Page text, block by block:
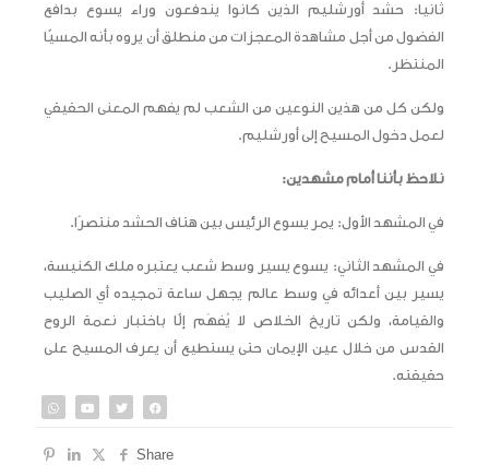
ثانيا: حشد أورشليم الذين كانوا يندفعون وراء يسوع بدافع
الفضول من أجل مشاهدة المعجزات من منطلق أن يروه بأنه المسيّا
المنتظر.
ولكن كل من هذين النوعين من الشعب لم يفهم المعنى الحقيقي
لعمل دخول المسيح إلى أورشليم.
نلاحظ بأننا أمام مشهدين:
في المشهد الأول: يمر يسوع الرئيس بين هتاف الحشد منتصرًا.
في المشهد الثاني: يسوع يسير وسط شعب يعتبره ملك الكنيسة،
يسير بين أعدائه في وسط عالم يجهل ساعة تمجيده أي الصليب
والقيامة، ولكن تاريخ الخلاص لا يُفهَم إلّا باختبار نعمة الروح
القدس من خلال عين الإيمان حتى يستطيع أن يعرف المسيح على
حقيقته.
Share